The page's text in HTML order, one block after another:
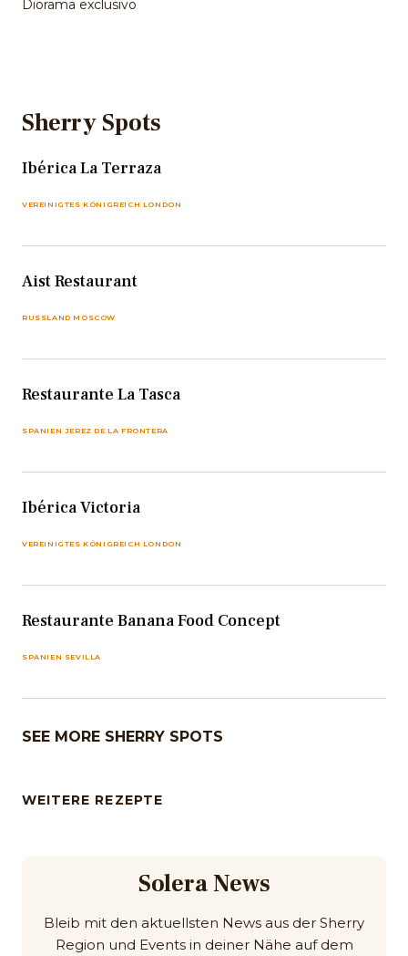
Diorama exclusivo
Sherry Spots
Ibérica La Terraza
VEREINIGTES KÖNIGREICH LONDON
Aist Restaurant
RUSSLAND MOSCOW
Restaurante La Tasca
SPANIEN JEREZ DE LA FRONTERA
Ibérica Victoria
VEREINIGTES KÖNIGREICH LONDON
Restaurante Banana Food Concept
SPANIEN SEVILLA
SEE MORE SHERRY SPOTS
WEITERE REZEPTE
Solera News
Bleib mit den aktuellsten News aus der Sherry
Region und Events in deiner Nähe auf dem